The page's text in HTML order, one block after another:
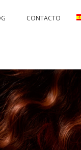
CONTACTO